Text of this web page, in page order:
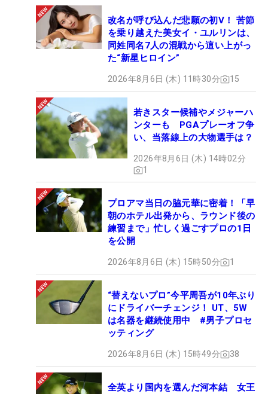
改名が呼び込んだ悲願の初V！ 苦節
を乗り越えた美女イ・ユルリンは、
同姓同名7人の混戦から這い上がっ
た“新星ヒロイン”
2026年8月6日 (木) 11時30分 15
若きスター候補やメジャーハ
ンターも PGAプレーオフ争
い、当落線上の大物選手は？
2026年8月6日 (木) 14時02分
1
プロアマ当日の脇元華に密着！「早
朝のホテル出発から、ラウンド後の
練習まで」忙しく過ごすプロの1日
を公開
2026年8月6日 (木) 15時50分 1
“替えないプロ”今平周吾が10年ぶり
にドライバーチェンジ！ UT、5W
は名器を継続使用中 #男子プロセ
ッティング
2026年8月6日 (木) 15時49分 38
全英より国内を選んだ河本結 女王